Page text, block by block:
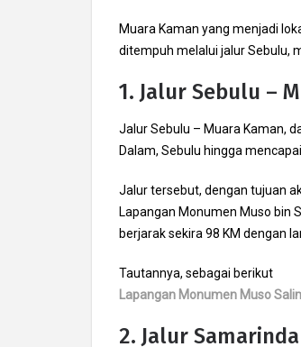
Muara Kaman yang menjadi
ditempuh melalui jalur Sebulu,
1. Jalur Sebulu –
Jalur Sebulu – Muara Kaman,
Dalam, Sebulu hingga
Jalur tersebut, dengan tujuan
Lapangan Monumen Muso bin
berjarak sekira 98 KM dengan
Tautannya, sebagai berikut
Lapangan Monumen Muso
2. Jalur